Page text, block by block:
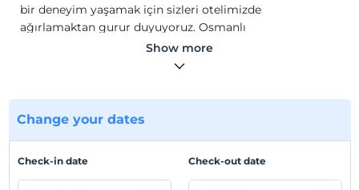
bir deneyim yaşamak için sizleri otelimizde
ağırlamaktan gurur duyuyoruz. Osmanlı
İmparatorluğu'na başkentlik yapmış olan bu büyüleyici
şehirde, konforlu ve zarif bir konaklama deneyimi
çevrili otelimiz, eşsiz bir seyahat deneyimi için sizi
bekliyor.
Otelimiz, tarihi dokuları modern lüksle harmanlayan
zarif bir dekorasyona sahiptir. Konforunuz ve rahatınız
için tasarlanmış odalarımızda, şehir ile iç içe bir
Show more
Change your dates
Check-in date Check-out date